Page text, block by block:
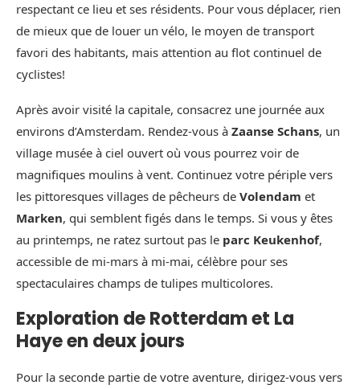
respectant ce lieu et ses résidents. Pour vous déplacer, rien
de mieux que de louer un vélo, le moyen de transport
favori des habitants, mais attention au flot continuel de
cyclistes!
Après avoir visité la capitale, consacrez une journée aux
environs d’Amsterdam. Rendez-vous à Zaanse Schans, un
village musée à ciel ouvert où vous pourrez voir de
magnifiques moulins à vent. Continuez votre périple vers
les pittoresques villages de pêcheurs de Volendam et
Marken, qui semblent figés dans le temps. Si vous y êtes
au printemps, ne ratez surtout pas le parc Keukenhof,
accessible de mi-mars à mi-mai, célèbre pour ses
spectaculaires champs de tulipes multicolores.
Exploration de Rotterdam et La
Haye en deux jours
Pour la seconde partie de votre aventure, dirigez-vous vers